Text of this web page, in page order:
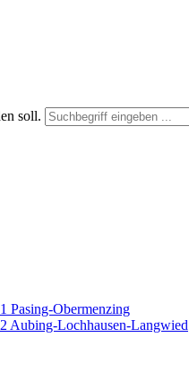
soll.
Pasing-Obermenzing
Aubing-Lochhausen-Langwied